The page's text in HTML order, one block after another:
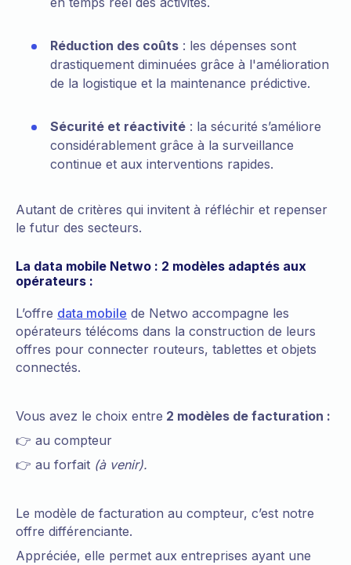
Réduction des coûts : les dépenses sont
drastiquement diminuées grâce à l'amélioration
de la logistique et la maintenance prédictive.
Sécurité et réactivité : la sécurité s’améliore
considérablement grâce à la surveillance
continue et aux interventions rapides.
Autant de critères qui invitent à réfléchir et repenser
le futur des secteurs.
La data mobile Netwo : 2 modèles adaptés aux
opérateurs :
L’offre data mobile de Netwo accompagne les
opérateurs télécoms dans la construction de leurs
offres pour connecter routeurs, tablettes et objets
connectés.
Vous avez le choix entre 2 modèles de facturation :
👉 au compteur
👉 au forfait (à venir).
Le modèle de facturation au compteur, c’est notre
offre différenciante.
Appréciée, elle permet aux entreprises ayant une